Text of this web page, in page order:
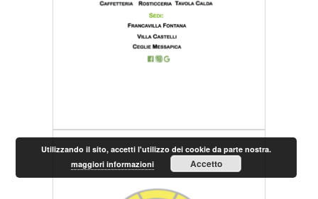
Utilizzando il sito, accetti l'utilizzo dei cookie da parte nostra.
maggiori informazioni
Accetto